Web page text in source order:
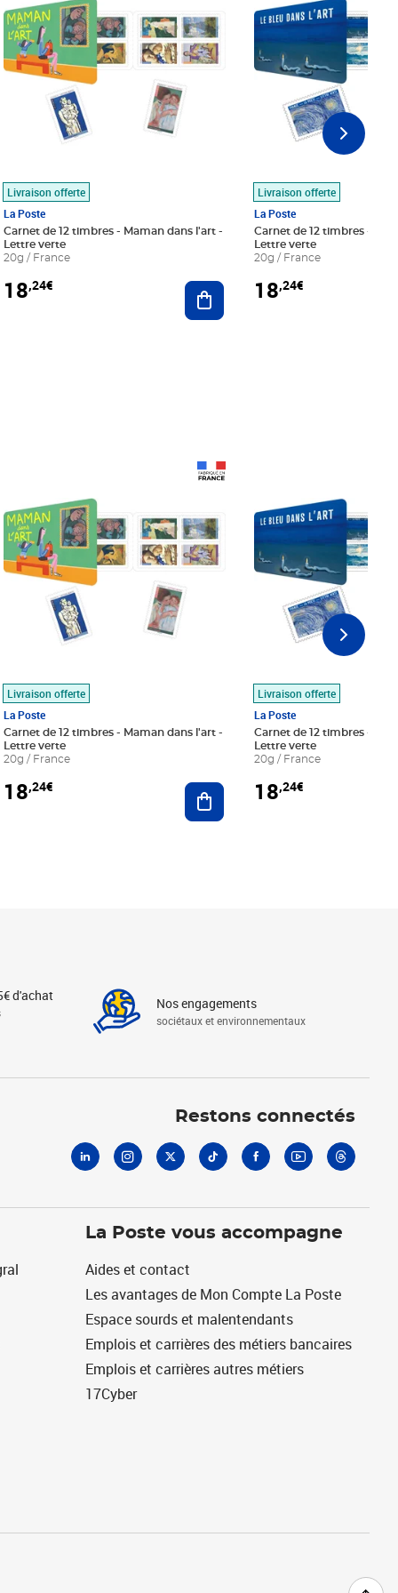
au panier
Livraison offerte
La Poste
Carnet de 12 timbres - Maman dans l'art -
Lettre verte
20g / France
18,24€ Ajouter au panier
Livraison offerte
La Poste
Carnet de 12 timbres - Le
Lettre verte
20g / France
18,24€
au panier
Livraison offerte
La Poste
Carnet de 12 timbres - Maman dans l'art -
Lettre verte
20g / France
18,24€ Ajouter au panier
Livraison offerte
La Poste
Carnet de 12 timbres - Le
Lettre verte
20g / France
18,24€
d'achat Nos engagements
sociétaux et environnementaux
Restons connectés
La Poste vous accompagne
Aides et contact
Les avantages de Mon Compte La Poste
Espace sourds et malentendants
Emplois et carrières des métiers bancaires
Emplois et carrières autres métiers
17Cyber